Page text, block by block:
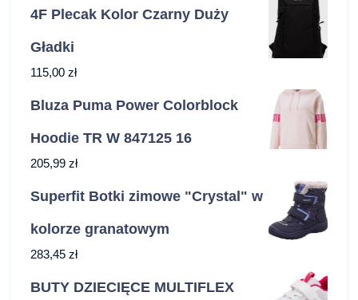
4F Plecak Kolor Czarny Duży
Gładki
115,00 zł
Bluza Puma Power Colorblock
Hoodie TR W 847125 16
205,99 zł
Superfit Botki zimowe "Crystal" w
kolorze granatowym
283,45 zł
BUTY DZIECIĘCE MULTIFLEX